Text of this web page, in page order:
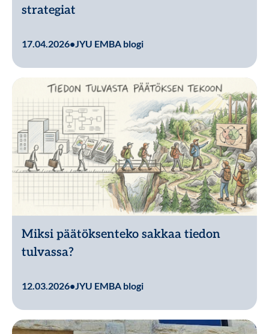
strategiat
17.04.2026•JYU EMBA blogi
Miksi päätöksenteko sakkaa tiedon
tulvassa?
12.03.2026• JYU EMBA blogi